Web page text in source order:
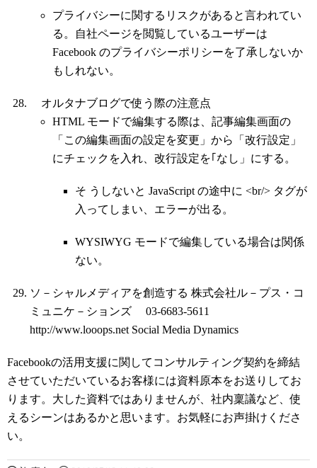
プライバシーに関するリスクがあると言われてい
る。自社ページを閲覧しているユーザーは
Facebook のプライバシーポリシーを了承しないか
もしれない。
オルタナブログで使う際の注意点
HTML モードで編集する際は、記事編集画面の
「この編集画面の設定を変更」から「改行設定」
にチェックを入れ、改行設定を｢なし」にする。
そ うしないと JavaScript の途中に <br/> タグが
入ってしまい、エラーが出る。
WYSIWYG モードで編集している場合は関係
ない。
ソ－シャルメディアを創造する 株式会社ル－プス・コ
ミュニケ－ションズ 03-6683-5611
http://www.looops.net Social Media Dynamics
Facebookの活用支援に関してコンサルティング契約を締結
させていただいているお客様には資料原本をお送りしてお
ります。大した資料ではありませんが、社内稟議など、使
えるシーンはあるかと思います。お気軽にお声掛けくださ
い。